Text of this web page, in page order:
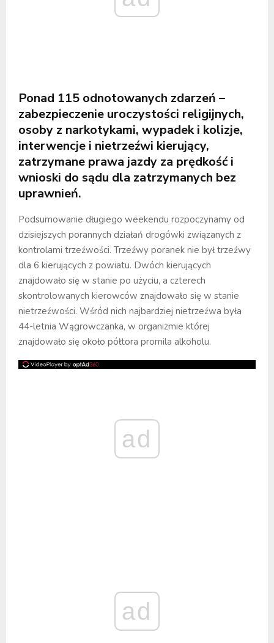
Ponad 115 odnotowanych zdarzeń –
zabezpieczenie uroczystości religijnych,
osoby z narkotykami, wypadek i kolizje,
interwencje i nietrzeźwi kierujący,
zatrzymane prawa jazdy za prędkość i
wnioski do sądu dla zatrzymanych bez
uprawnień.
Podsumowanie długiego weekendu rozpoczynamy od
dzisiejszych porannych działań drogówki związanych z
kontrolami trzeźwości. Trzeźwy poranek nie był trzeźwy
dla 6 kierujących z powiatu. Dwóch kierujących
znajdowało się w stanie po użyciu, a czterech
skontrolowanych kierowców znajdowało się w stanie
nietrzeźwości. Wśród nich najbardziej nietrzeźwa była
44-letnia Wągrowczanka, w organizmie której
znajdowało się około półtora promila alkoholu.
ad
ad